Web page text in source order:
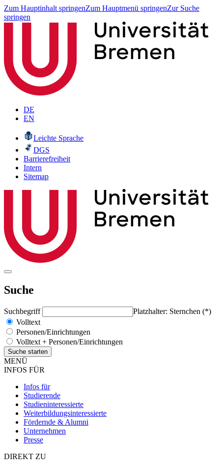
Zum Hauptinhalt springenZum Hauptmenü springenZur Suche
springen
DE
EN
Leichte Sprache
DGS
Barrierefreiheit
Intern
Sitemap
Suche
Suchbegriff
Platzhalter: Sternchen (*)
Volltext
Personen/Einrichtungen
Volltext + Personen/Einrichtungen
MENÜ
INFOS FÜR
Infos für
Studierende
Studieninteressierte
Weiterbildungsinteressierte
Fördernde & Alumni
Unternehmen
Presse
DIREKT ZU